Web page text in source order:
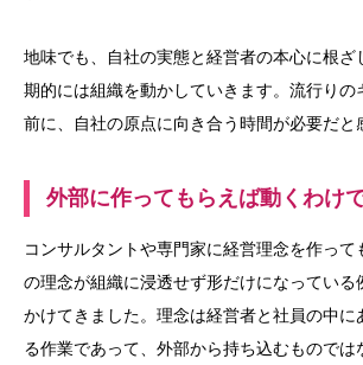
地味でも、自社の実態と経営者の本心に根ざ
期的には組織を動かしていきます。流行りの
前に、自社の原点に向き合う時間が必要だと
外部に作ってもらえば動くわけ
コンサルタントや専門家に経営理念を作って
の理念が組織に浸透せず形だけになっている
かけてきました。理念は経営者と社員の中に
る作業であって、外部から持ち込むものでは